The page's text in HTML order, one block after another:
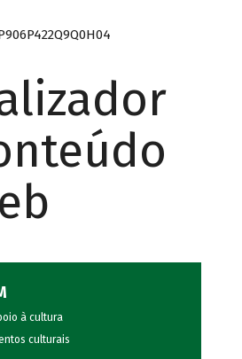
à cultura
culturais